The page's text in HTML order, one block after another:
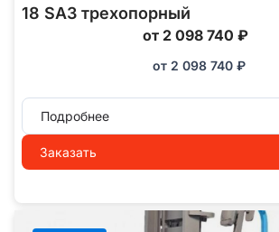
18 SA3 трехопорный
от 2 098 740 ₽
от 2 098 740 ₽
Подробнее
Заказать